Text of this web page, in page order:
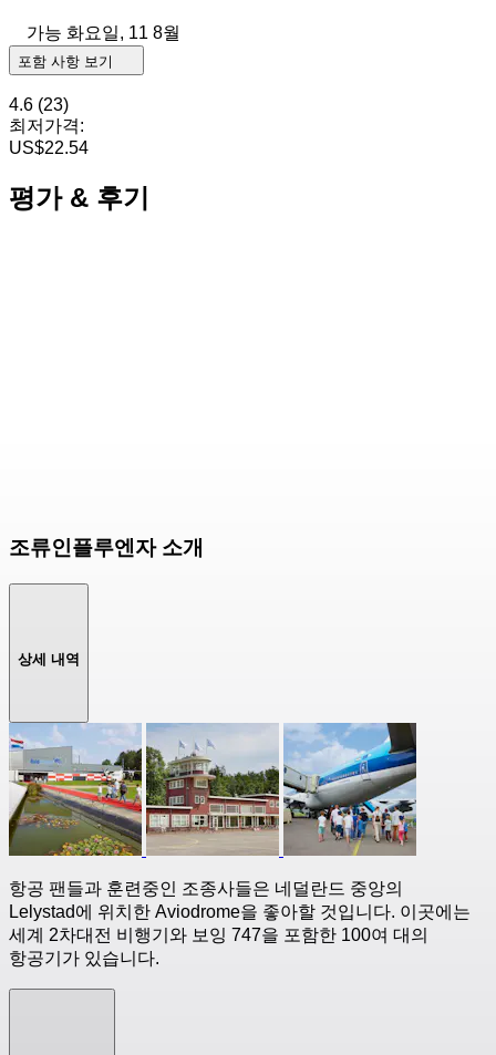
가능 화요일, 11 8월
포함 사항 보기
4.6 (23)
최저가격:
US$22.54
평가 & 후기
조류인플루엔자 소개
상세 내역
항공 팬들과 훈련중인 조종사들은 네덜란드 중앙의
Lelystad에 위치한 Aviodrome을 좋아할 것입니다. 이곳에는
세계 2차대전 비행기와 보잉 747을 포함한 100여 대의
항공기가 있습니다.